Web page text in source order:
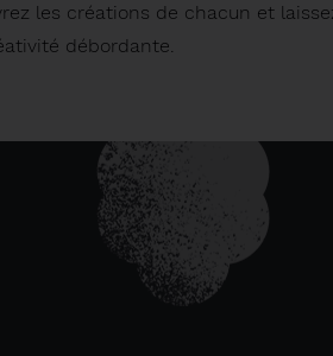
les créations de chacun et
débordante.